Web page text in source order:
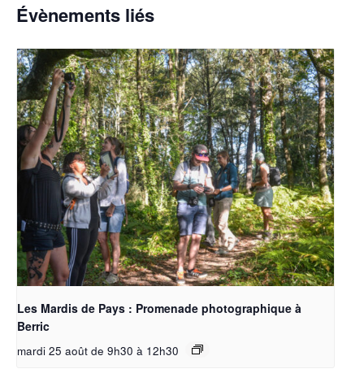
Évènements liés
Les Mardis de Pays : Promenade photographique à
Berric
mardi 25 août de 9h30 à 12h30